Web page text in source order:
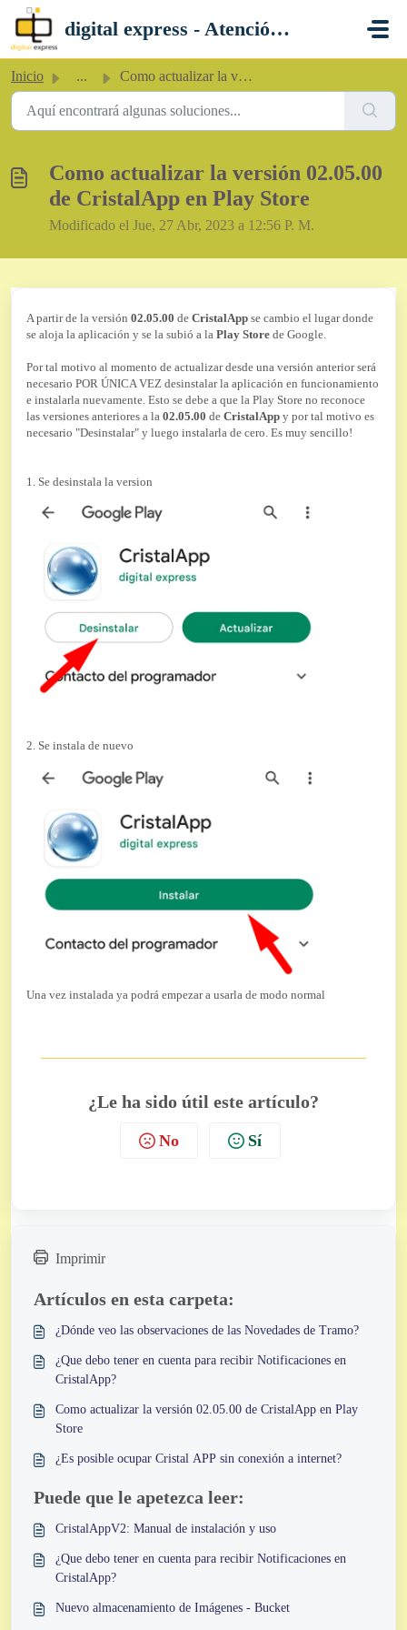
Saltar al contenido principal
digital express - Atención al Cliente
Inicio ... Como actualizar la versión 02.05.00 de CristalApp en Play...
Como actualizar la versión 02.05.00
de CristalApp en Play Store
Modificado el Jue, 27 Abr, 2023 a 12:56 P. M.
A partir de la versión 02.05.00 de CristalApp se cambio el lugar donde
se aloja la aplicación y se la subió a la Play Store de Google.
Por tal motivo al momento de actualizar desde una versión anterior será
necesario POR ÚNICA VEZ desinstalar la aplicación en funcionamiento
e instalarla nuevamente. Esto se debe a que la Play Store no reconoce
las versiones anteriores a la 02.05.00 de CristalApp y por tal motivo es
necesario "Desinstalar" y luego instalarla de cero. Es muy sencillo!
1. Se desinstala la version
2. Se instala de nuevo
Una vez instalada ya podrá empezar a usarla de modo normal
¿Le ha sido útil este artículo?
No Sí
Imprimir
Artículos en esta carpeta:
¿Dónde veo las observaciones de las Novedades de Tramo?
¿Que debo tener en cuenta para recibir Notificaciones en
CristalApp?
Como actualizar la versión 02.05.00 de CristalApp en Play
Store
¿Es posible ocupar Cristal APP sin conexión a internet?
Puede que le apetezca leer:
CristalAppV2: Manual de instalación y uso
¿Que debo tener en cuenta para recibir Notificaciones en
CristalApp?
Nuevo almacenamiento de Imágenes - Bucket